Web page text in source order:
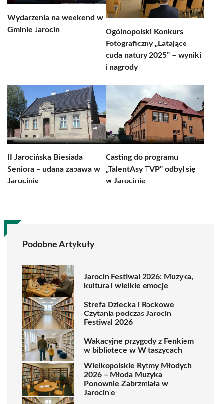
Wydarzenia na weekend w
Gminie Jarocin
Ogólnopolski Konkurs
Fotograficzny „Latające
cuda natury 2025” – wyniki
i nagrody
II Jarocińska Biesiada
Seniora – udana zabawa w
Jarocinie
Casting do programu
„TalentAsy TVP” odbył się
w Jarocinie
Podobne Artykuły
Jarocin Festiwal 2026: Muzyka,
kultura i wielkie emocje
Strefa Dziecka i Rockowe
Czytania podczas Jarocin
Festiwal 2026
Wakacyjne przygody z Fenkiem
w bibliotece w Witaszycach
Wielkopolskie Rytmy Młodych
2026 – Młoda Muzyka
Ponownie Zabrzmiała w
Jarocinie